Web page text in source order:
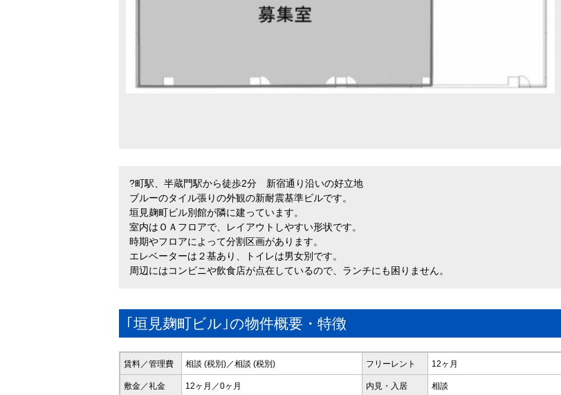
?町駅、半蔵門駅から徒歩2分 新宿通り沿いの好立地
ブルーのタイル張りの外観の新耐震基準ビルです。
垣見麹町ビル別館が隣に建っています。
室内はＯＡフロアで、レイアウトしやすい形状です。
時期やフロアによって分割区画があります。
エレベーターは２基あり、トイレは男女別です。
周辺にはコンビニや飲食店が点在しているので、ランチにも困りません。
｢垣見麹町ビル｣の物件概要・特徴
賃料／管理費 相談 (税別)／相談 (税別) フリーレント 12ヶ月
敷金／礼金 12ヶ月／0ヶ月 内見・入居 相談